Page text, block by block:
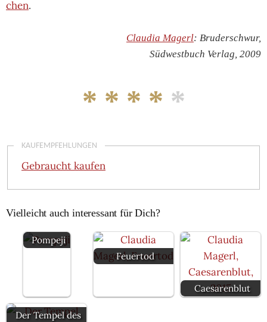
chen.
Claudia Magerl: Bruderschwur,
Südwestbuch Verlag, 2009
* * * * *
KAUFEMPFEHLUNGEN
Gebraucht kaufen
Vielleicht auch interessant für Dich?
Pompeji
Feuertod
Caesarenblut
Der Tempel des